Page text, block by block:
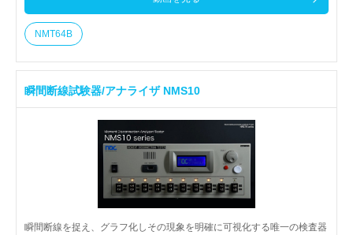
NMT64B
瞬間断線試験器/アナライザ NMS10
瞬間断線を捉え、グラフ化しその現象を明確に可視化する唯一の検査器